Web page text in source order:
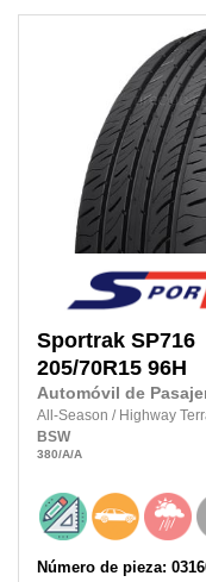
Sportrak SP716
205/70R15 96H
Automóvil de
All-Season / Highway
BSW
380/A/A
Número de pieza: